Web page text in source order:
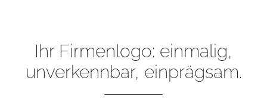
Ihr Firmenlogo: einmalig,
unverkennbar, einprägsam.